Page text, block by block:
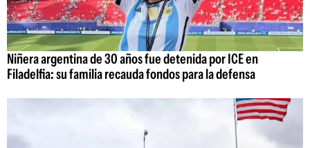
Niñera argentina de 30 años fue detenida por ICE en
Filadelfia: su familia recauda fondos para la defensa